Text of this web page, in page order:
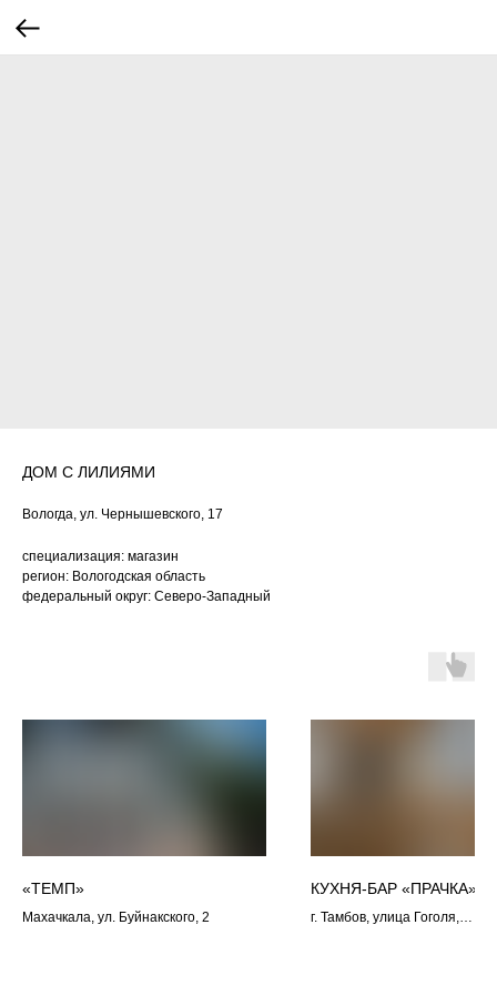
ДОМ С ЛИЛИЯМИ
Вологда, ул. Чернышевского, 17
специализация: магазин
регион: Вологодская область
федеральный округ: Северо-Западный
«ТЕМП»
Махачкала, ул. Буйнакского, 2
КУХНЯ-БАР «ПРАЧКА»
г. Тамбов, улица Гоголя,